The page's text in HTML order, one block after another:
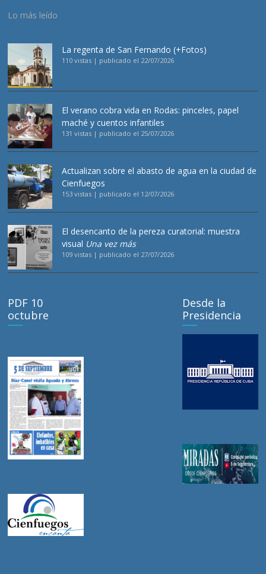
Lo más leído
La regenta de San Fernando (+Fotos)
110 vistas | publicado el 22/07/2026
El verano cobra vida en Rodas: pinceles, papel
maché y cuentos infantiles
131 vistas | publicado el 25/07/2026
Actualizan sobre el abasto de agua en la ciudad de
Cienfuegos
153 vistas | publicado el 12/07/2026
El desencanto de la pereza curatorial: muestra
visual Una vez más
109 vistas | publicado el 27/07/2026
PDF 10
octubre
Desde la
Presidencia